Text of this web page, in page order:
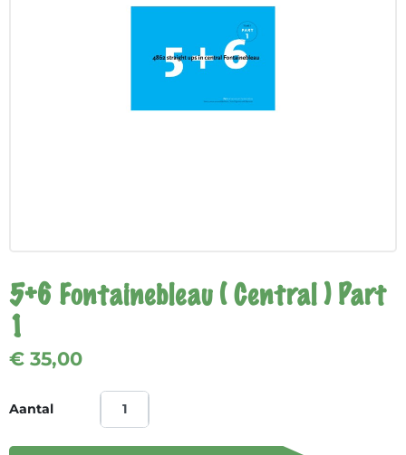
5+6 Fontainebleau ( Central ) Part
1
€ 35,00
Aantal